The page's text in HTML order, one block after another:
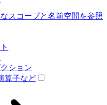
スコープと名前空間を参照
ション
算子など